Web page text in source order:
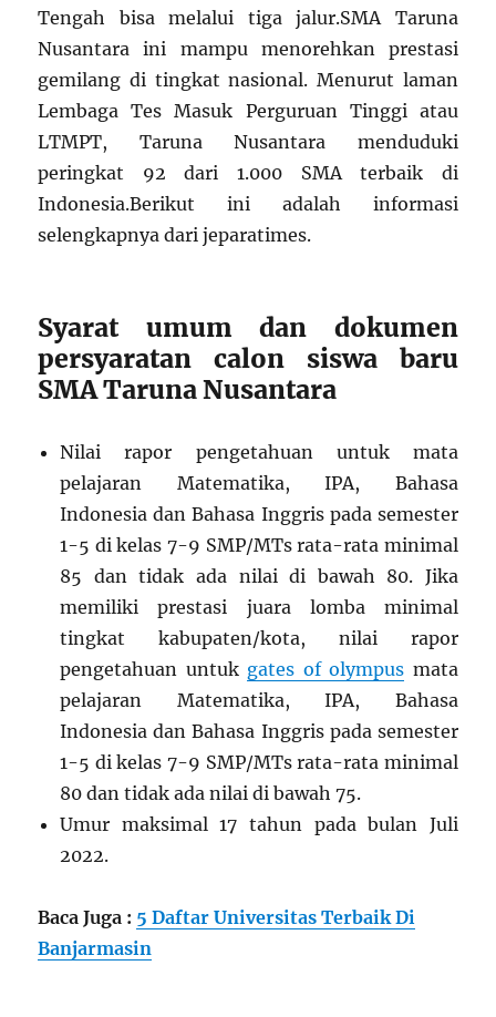
Tengah bisa melalui tiga jalur.SMA Taruna
Nusantara ini mampu menorehkan prestasi
gemilang di tingkat nasional. Menurut laman
Lembaga Tes Masuk Perguruan Tinggi atau
LTMPT, Taruna Nusantara menduduki
peringkat 92 dari 1.000 SMA terbaik di
Indonesia.Berikut ini adalah informasi
selengkapnya dari jeparatimes.
Syarat umum dan dokumen
persyaratan calon siswa baru
SMA Taruna Nusantara
Nilai rapor pengetahuan untuk mata
pelajaran Matematika, IPA, Bahasa
Indonesia dan Bahasa Inggris pada semester
1-5 di kelas 7-9 SMP/MTs rata-rata minimal
85 dan tidak ada nilai di bawah 80. Jika
memiliki prestasi juara lomba minimal
tingkat kabupaten/kota, nilai rapor
pengetahuan untuk gates of olympus mata
pelajaran Matematika, IPA, Bahasa
Indonesia dan Bahasa Inggris pada semester
1-5 di kelas 7-9 SMP/MTs rata-rata minimal
80 dan tidak ada nilai di bawah 75.
Umur maksimal 17 tahun pada bulan Juli
2022.
Baca Juga : 5 Daftar Universitas Terbaik Di
Banjarmasin